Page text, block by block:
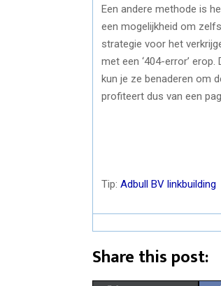
Een andere methode is
een mogelijkheid om
strategie voor het
met een ‘404-error’
kun je ze benaderen om
profiteert dus van een
Tip: Adbull BV linkbuilding
Share this post: